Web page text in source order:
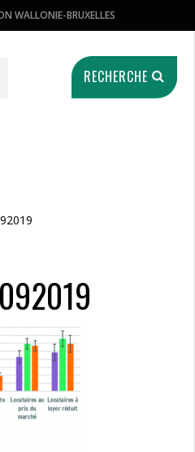
WALLONIE-BRUXELLES
RECHERCHE